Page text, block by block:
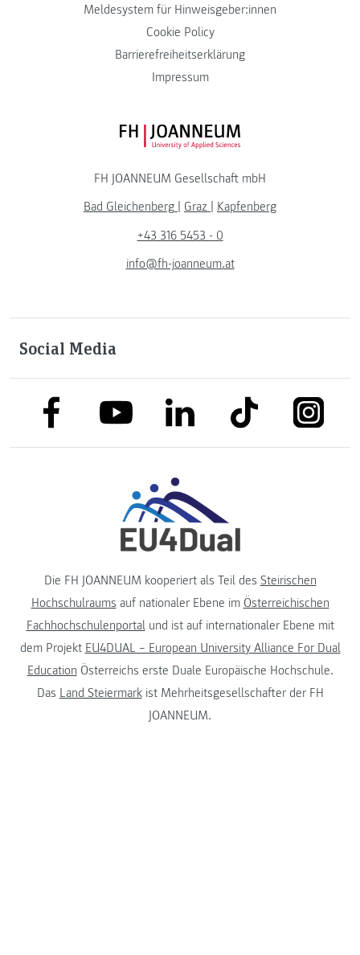
Meldesystem für Hinweisgeber:innen
Cookie Policy
Barrierefreiheitserklärung
Impressum
FH JOANNEUM Logo
FH JOANNEUM Gesellschaft mbH
Bad Gleichenberg
Graz
Kapfenberg
+43 316 5453 - 0
info@fh-joanneum.at
Social Media
link to facebooklink to youtubelink to linkedinlink to tiktok
Die FH JOANNEUM kooperiert als Teil des Steirischen
Hochschulraums auf nationaler Ebene im Österreichischen
Fachhochschulenportalund ist auf internationaler Ebene mit
dem Projekt EU4DUAL – European University Alliance For Dual
Education Österreichs erste Duale Europäische Hochschule.
Das Land Steiermarkist Mehrheitsgesellschafter der FH
JOANNEUM.